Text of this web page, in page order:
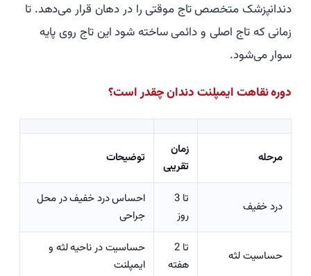
دندانپزشک متخصص تاج موقتی را در دهان قرار می‌دهد. تا
زمانی که تاج اصلی و دائمی ساخته شود این تاج روی پایه
سوار می‌شود.
دوره نقاهت ایمپلنت دندان چقدر است؟
مرحله
زمان
تقریبی
توضیحات
درد خفیف
تا 3
روز
احساس درد خفیف در محل
جراحی
حساسیت لثه
تا 2
هفته
حساسیت در ناحیه لثه و
ایمپلنت